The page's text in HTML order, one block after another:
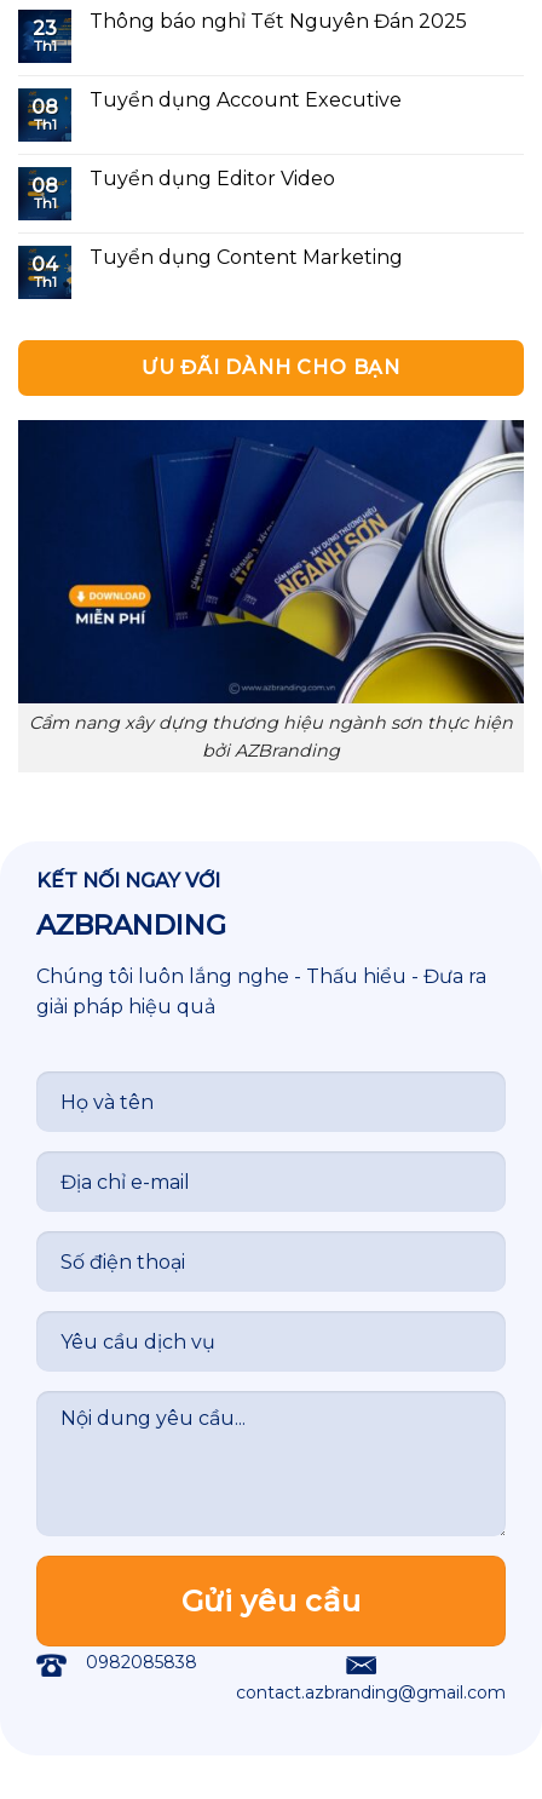
23
Th1
Thông báo nghỉ Tết Nguyên Đán 2025
08
Th1
Tuyển dụng Account Executive
08
Th1
Tuyển dụng Editor Video
04
Th1
Tuyển dụng Content Marketing
ƯU ĐÃI DÀNH CHO BẠN
Cẩm nang xây dựng thương hiệu ngành sơn thực hiện
bởi AZBranding
KẾT NỐI NGAY VỚI
AZBRANDING
Chúng tôi luôn lắng nghe - Thấu hiểu - Đưa ra
giải pháp hiệu quả
0982085838
contact.azbranding@gmail.com